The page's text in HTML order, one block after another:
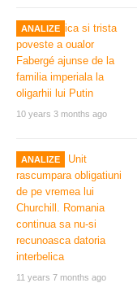
ANALIZE
10 years 3 months ago
ANALIZE
11 years 7 months ago